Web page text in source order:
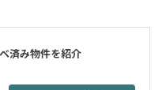
済み物件を紹介